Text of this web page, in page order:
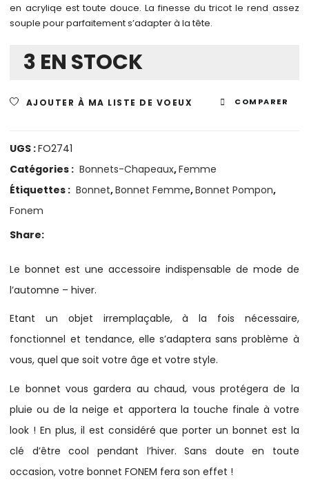
en acryliqe est toute douce. La finesse du tricot le rend assez
souple pour parfaitement s’adapter à la tête.
3 EN STOCK
AJOUTER À MA LISTE DE VOEUX COMPARER
UGS :FO2741
Catégories : Bonnets-Chapeaux,Femme
Étiquettes : Bonnet,Bonnet Femme,Bonnet Pompon,
Fonem
Share:
Le bonnet est une accessoire indispensable de mode de
l’automne – hiver.
Etant un objet irremplaçable, à la fois nécessaire,
fonctionnel et tendance, elle s’adaptera sans problème à
vous, quel que soit votre âge et votre style.
Le bonnet vous gardera au chaud, vous protégera de la
pluie ou de la neige et apportera la touche finale à votre
look ! En plus, il est considéré que porter un bonnet est la
clé d’être cool pendant l’hiver. Sans doute en toute
occasion, votre bonnet FONEM fera son effet !